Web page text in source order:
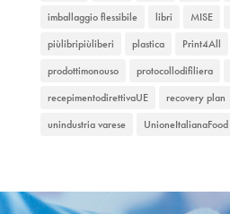
imballaggio flessibile
libri MISE
piùlibripiùliberi
plastica Print4All
prodottimonouso
protocollodifiliera
recepimentodirettivaUE
recovery plan
unindustria varese
UnioneItalianaFood